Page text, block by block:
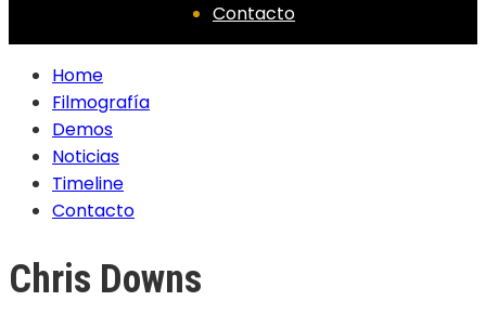
Contacto
Home
Filmografía
Demos
Noticias
Timeline
Contacto
Chris Downs